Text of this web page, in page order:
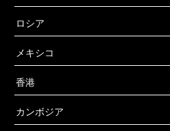
ロシア
メキシコ
香港
カンボジア